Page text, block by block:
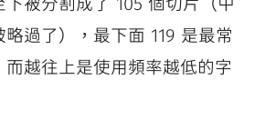
過了），最下面 119 是最常
而越往上是使用頻率越低的字